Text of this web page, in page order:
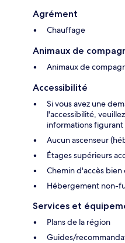
Agrément
Chauffage
Animaux de
Animaux de
Accessibilité
Si vous avez une
l'accessibilité,
informations
Aucun ascenseur
Étages supérieurs
Chemin d'accès bien
Hébergement non-
Services et
Plans de la région
Guides/